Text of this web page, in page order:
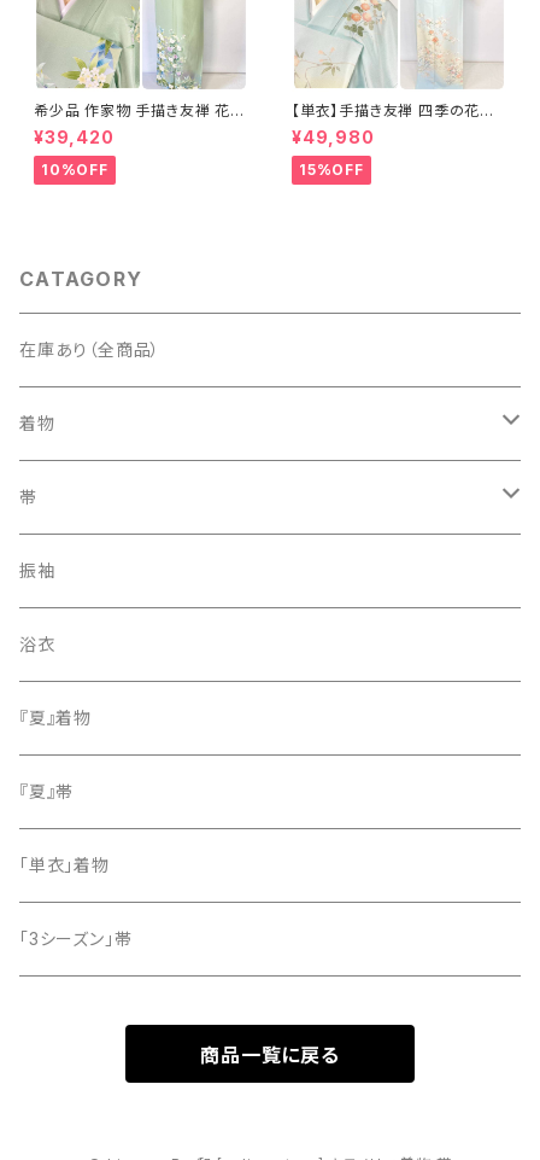
希少品 作家物 手描き友禅 花鳥
文 椿 沈丁花 訪問着 正絹 袷 黄
緑 青 白 1418
¥39,420
10%OFF
【単衣】手描き友禅 四季の花々
正絹 訪問着 水色 黄緑 白 パス
テルカラー 1431
¥49,980
15%OFF
CATAGORY
在庫あり（全商品）
着物
訪問着・付下げ
紬
色無地
小紋
留袖
帯
袋帯
名古屋帯
振袖
浴衣
『夏』着物
『夏』帯
「単衣」着物
「3シーズン」帯
商品一覧に戻る